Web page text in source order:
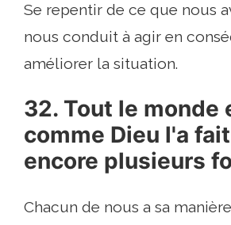
Se repentir de ce que nous
nous conduit à agir en
améliorer la situation.
32. Tout le monde
comme Dieu l'a
encore plusieurs
Chacun de nous a sa